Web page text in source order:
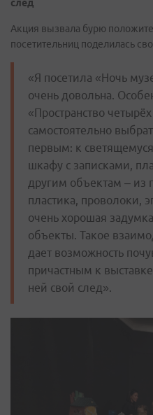
след
Акция вызвала бурю
посетительниц поделилась
«Я посетила «Ночь
очень довольна.
«Пространство
самостоятельно
первым: к
шкафу с записками,
другим объектам – из
пластика, проволоки,
очень хорошая
объекты. Такое
дает возможность
причастным к выставке
ней свой след».